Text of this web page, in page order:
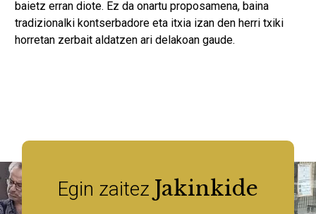
baietz erran diote. Ez da onartu proposamena, baina
tradizionalki kontserbadore eta itxia izan den herri txiki
horretan zerbait aldatzen ari delakoan gaude.
Egin zaitez Jakinkide